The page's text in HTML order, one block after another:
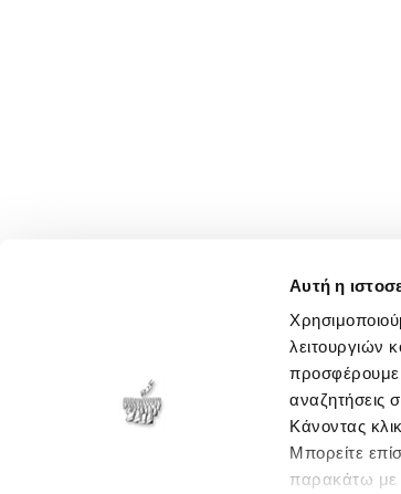
Αυτή η
λειτουργιών
προσφέρουμε
αναζητήσεις
Κάνοντας κλικ
Μπορείτε
παρακάτω με